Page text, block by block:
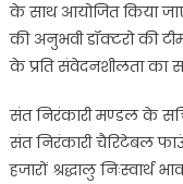
के साथ आयोजित किया
की अनुभवी डॉक्टरो की
के प्रति संवेदनशीलता का
संत निरंकारी मण्डल के
संत निरंकारी चैरिटेबल
हजारों श्रद्धालु निःस्वार्थ